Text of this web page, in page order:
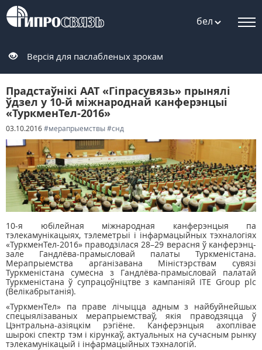
бел
Версія для паслабленых зрокам
Прадстаўнікі ААТ «Гіпрасувязь» прынялі
ўдзел у 10-й міжнароднай канферэнцыі
«ТуркменТел-2016»
03.10.2016#мерапрыемствы#снд
10-я юбілейная міжнародная канферэнцыя па
тэлекамунікацыях, тэлеметрыі і інфармацыйных тэхналогіях
«ТуркменТел-2016» праводзілася 28–29 верасня ў канферэнц-
зале Гандлёва-прамысловай палаты Туркменістана.
Мерапрыемства арганізавана Міністэрствам сувязі
Туркменістана сумесна з Гандлёва-прамысловай палатай
Туркменістана ў супрацоўніцтве з кампаніяй ITE Group plc
(Велікабрытанія).
«ТуркменТел» па праве лічыцца адным з найбуйнейшых
спецыялізаваных мерапрыемстваў, якія праводзяцца ў
Цэнтральна-азіяцкім рэгіёне. Канферэнцыя ахоплівае
шырокі спектр тэм і кірункаў, актуальных на сучасным рынку
тэлекамунікацый і інфармацыйных тэхналогій.